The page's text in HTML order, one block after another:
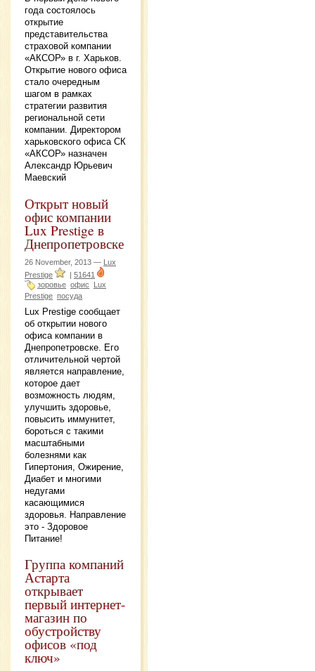
года состоялось
открытие
представительства
страховой компании
«АКСОР» в г. Харьков.
Открытие нового офиса
стало очередным
шагом в рамках
стратегии развития
региональной сети
компании. Директором
харьковского офиса СК
«АКСОР» назначен
Александр Юрьевич
Маевский
Открыт новый
офис компании
Lux Prestige в
Днепропетровске
26 November, 2013 — Lux
Prestige
| 51641
зоровье офис
Lux
Prestige посуда
Lux Prestige сообщает
об открытии нового
офиса компании в
Днепропетровске. Его
отличительной чертой
является направление,
которое дает
возможность людям,
улучшить здоровье,
повысить иммунитет,
бороться с такими
масштабными
болезнями как
Гипертония, Ожирение,
Диабет и многими
недугами
касающимися
здоровья. Направление
это - Здоровое
Питание!
Группа компаний
Астарта
открывает
первый интернет-
магазин по
обустройству
офисов «под
ключ»